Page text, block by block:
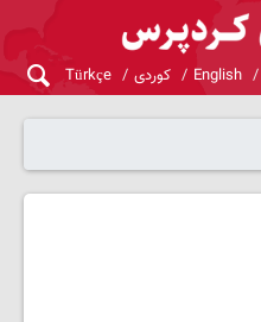
English کوردی Türkçe